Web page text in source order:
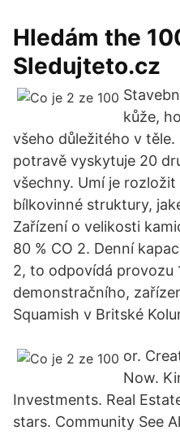
Hledám the
Sledujteto.cz
kůže,
všeho důležitého v těle.
potravě vyskytuje 20
všechny. Umí je
bílkovinné struktury,
Zařízení o velikosti
80 % CO 2. Denní
2, to odpovídá provozu
demonstračního,
Squamish v Britské
or.
Now.
Investments. Real
stars. Community See